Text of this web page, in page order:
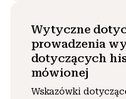
Wytyczne
prowadzenia
dotyczących
mówionej
Wskazówki